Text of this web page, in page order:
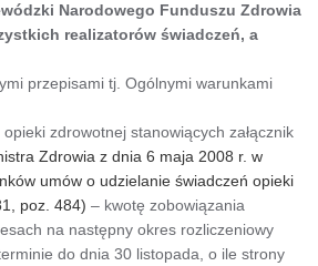
Narodowego Funduszu Zdrowia
realizatorów świadczeń, a
przepisami tj. Ogólnymi warunkami
zdrowotnej stanowiących załącznik
Zdrowia z dnia 6 maja 2008 r. w
umów o udzielanie świadczeń opieki
poz. 484) – kwotę zobowiązania
na następny okres rozliczeniowy
do dnia 30 listopada, o ile strony